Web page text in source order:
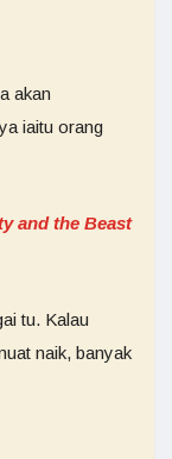
akan
iaitu orang
and the Beast
tu. Kalau
naik, banyak